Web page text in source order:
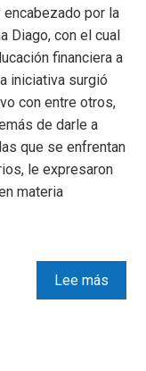
por la
Diago, con el cual
financiera a
iniciativa surgió
con entre otros,
de darle a
que se enfrentan
le expresaron
materia
Lee más